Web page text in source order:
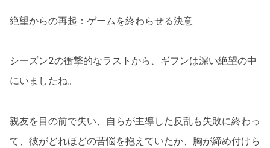
絶望からの再起：ゲームを終わらせる決意
シーズン2の衝撃的なラストから、ギフンは深い絶望の中
にいましたね。
親友を目の前で失い、自らが主導した反乱も失敗に終わっ
て、彼がどれほどの苦悩を抱えていたか、胸が締め付けら